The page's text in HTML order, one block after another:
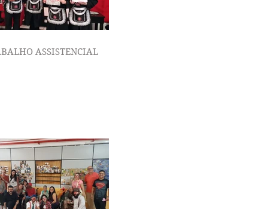
ASSISTENCIAL